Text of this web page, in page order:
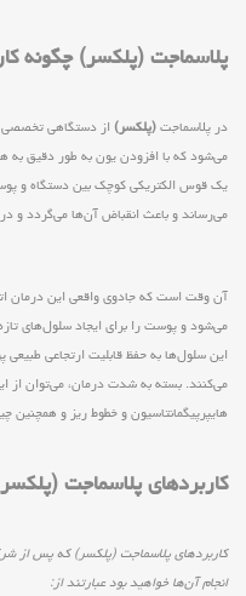
پلاسماجت (پلکسر) چگونه
در پلاسماجت(پلکسر) از دستگاهی تخصصی
می‌شود كه با افزودن یون به طور دقیق به
یک قوس الکتریکی کوچک بین دستگاه و
می‌رساند و باعث انقباض آن‌ها می‌گردد
آن وقت است که جادوی واقعی این درمان
می‌شود و پوست را برای ایجاد سلول‌های
این سلول‌ها به حفظ قابلیت ارتجاعی
می‌کنند. بسته به شدت درمان، می‌توان از
هایپرپیگمانتاسیون و خطوط ریز و
کاربردهای پلاسماجت
کاربردهای پلاسماجت (پلکسر) که پس از
انجام آن‌ها خواهید بود عبارتند از: